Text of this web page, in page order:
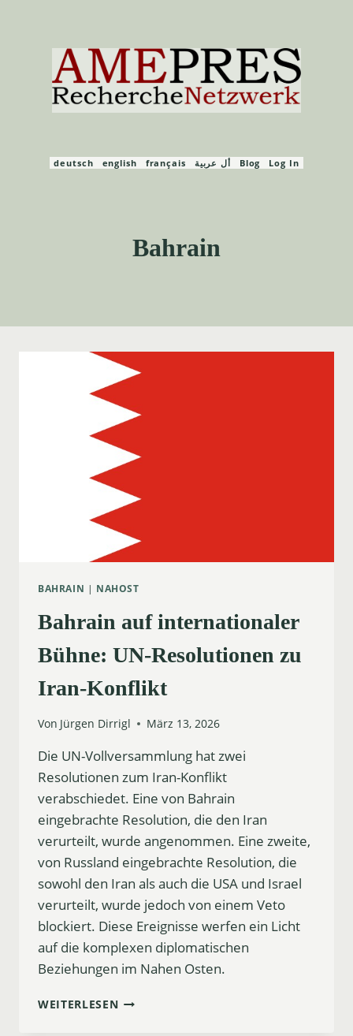
springen
deutsch english français أل عربية Blog Log In
Bahrain
BAHRAIN | NAHOST
Bahrain auf internationaler
Bühne: UN-Resolutionen zu
Iran-Konflikt
Von Jürgen Dirrigl März 13, 2026
Die UN-Vollversammlung hat zwei
Resolutionen zum Iran-Konflikt
verabschiedet. Eine von Bahrain
eingebrachte Resolution, die den Iran
verurteilt, wurde angenommen. Eine zweite,
von Russland eingebrachte Resolution, die
sowohl den Iran als auch die USA und Israel
verurteilt, wurde jedoch von einem Veto
blockiert. Diese Ereignisse werfen ein Licht
auf die komplexen diplomatischen
Beziehungen im Nahen Osten.
WEITERLESENBAHRAIN